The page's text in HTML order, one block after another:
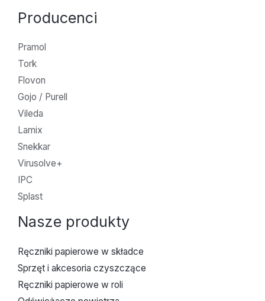
Producenci
Pramol
Tork
Flovon
Gojo / Purell
Vileda
Lamix
Snekkar
Virusolve+
IPC
Splast
Nasze produkty
Ręczniki papierowe w składce
Sprzęt i akcesoria czyszczące
Ręczniki papierowe w roli